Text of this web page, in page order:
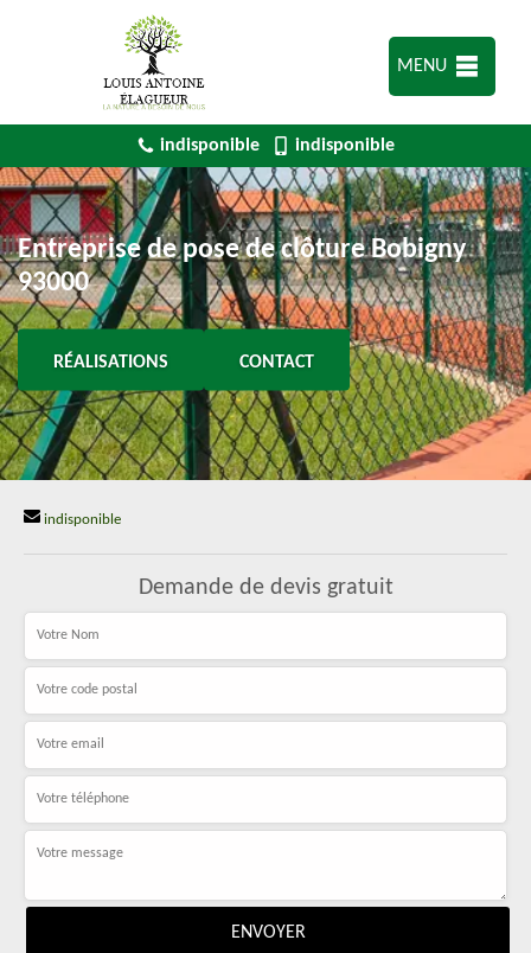
MENU
indisponible indisponible
Entreprise de pose de clôture Bobigny
93000
RÉALISATIONS CONTACT
indisponible
Demande de devis gratuit